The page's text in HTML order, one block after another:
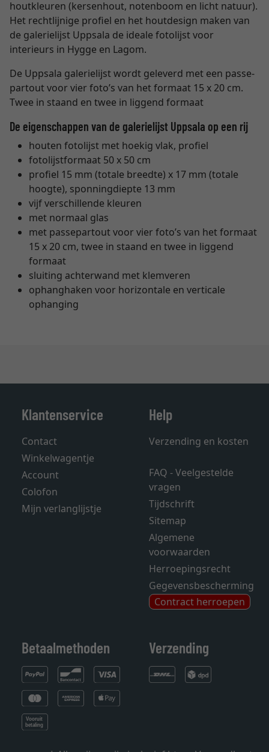
houtkleuren (kersenhout, notenboom en licht natuur).
Het rechtlijnige profiel en het houtdesign maken van
de galerielijst Uppsala de ideale fotolijst voor
interieurs in Hygge en Lagom.
De Uppsala galerielijst wordt geleverd met een passe-
partout voor vier foto’s van het formaat 15 x 20 cm.
Twee in staand en twee in liggend formaat
De eigenschappen van de galerielijst Uppsala op een rij
houten fotolijst met hoekig vlak, profiel
fotolijstformaat 50 x 50 cm
profiel 15 mm (totale breedte) x 17 mm (totale
hoogte), sponningdiepte 13 mm
vijf verschillende kleuren
met normaal glas
met passepartout voor vier foto’s van het formaat
15 x 20 cm, twee in staand en twee in liggend
formaat
sluiting achterwand met klemveren
ophanghaken voor horizontale en verticale
ophanging
Klantenservice
Contact
Winkelwagentje
Account
Colofon
Mijn verlanglijstje
Help
Verzending en kosten
FAQ - Veelgestelde
vragen
Tijdschrift
Sitemap
Algemene
voorwaarden
Herroepingsrecht
Gegevensbescherming
Contract herroepen
Betaalmethoden Verzending